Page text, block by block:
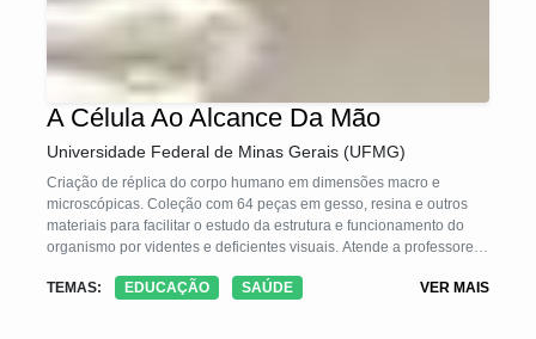
A Célula Ao Alcance Da Mão
Universidade Federal de Minas Gerais (UFMG)
Criação de réplica do corpo humano em dimensões macro e
microscópicas. Coleção com 64 peças em gesso, resina e outros
materiais para facilitar o estudo da estrutura e funcionamento do
organismo por videntes e deficientes visuais. Atende a professores,
TEMAS:
EDUCAÇÃO SAÚDE VER MAIS